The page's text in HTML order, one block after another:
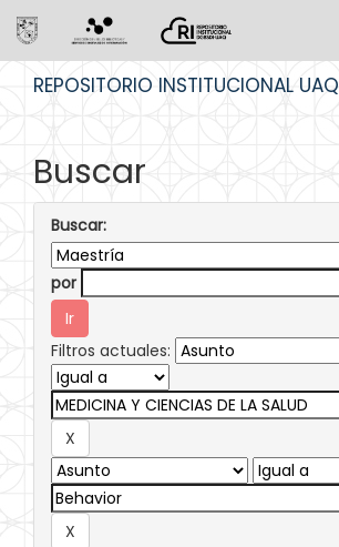
REPOSITORIO INSTITUCIONAL UAQ
Buscar
Buscar:
por
Filtros actuales: